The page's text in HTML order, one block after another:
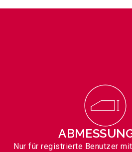
Nur für registrierte Benutzer